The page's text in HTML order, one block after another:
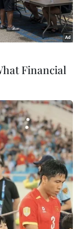
do nằm ở Vành
Nguồn: Ndtv)
vật lý
đất có độ lớn
miền Đông
Financial